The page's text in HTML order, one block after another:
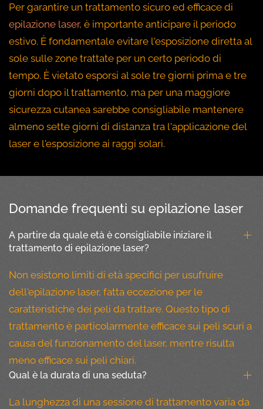
Per garantire un trattamento sicuro ed efficace di
epilazione laser, è importante anticipare il periodo
estivo. È fondamentale evitare l'esposizione diretta al
sole sulle zone trattate per un certo periodo di
tempo. È vietato esporsi al sole tre giorni prima e tre
giorni dopo il trattamento, ma per una maggiore
sicurezza cutanea sarebbe consigliabile mantenere
almeno sette giorni di distanza tra l'applicazione del
laser e l'esposizione ai raggi solari.
Domande frequenti su epilazione laser
A partire da quale età è consigliabile iniziare il
trattamento di epilazione laser?
Non esistono limiti di età specifici per usufruire
dell'epilazione laser, fatta eccezione per le
caratteristiche dei peli da trattare. Questo tipo di
trattamento è particolarmente efficace sui peli scuri a
causa del funzionamento del laser, mentre risulta
meno efficace sui peli chiari.
Qual è la durata di una seduta?
La lunghezza di una sessione di trattamento varia da